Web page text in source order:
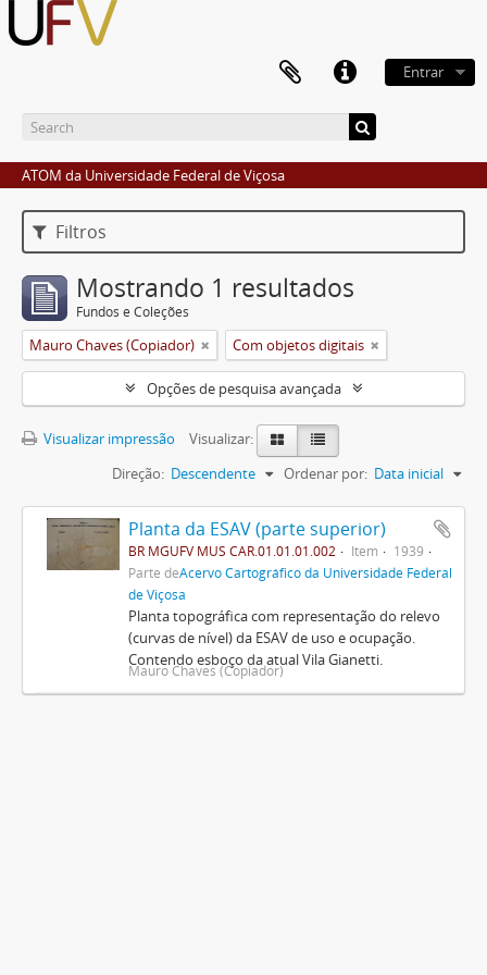
Entrar
ATOM da Universidade Federal de Viçosa
Filtros
Mostrando 1 resultados
Fundos e Coleções
Mauro Chaves (Copiador) Com objetos digitais
Opções de pesquisa avançada
Visualizar impressão
Visualizar:
Ordenar por: Data inicial
Direção: Descendente
Planta da ESAV (parte superior)
BR MGUFV MUS CAR.01.01.01.002 Item
1939
Parte deAcervo Cartográfico da Universidade Federal
de Viçosa
Planta topográfica com representação do relevo
(curvas de nível) da ESAV de uso e ocupação.
Contendo esboço da atual Vila Gianetti.
Mauro Chaves (Copiador)